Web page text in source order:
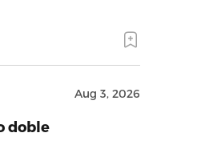
Aug 3, 2026
doble